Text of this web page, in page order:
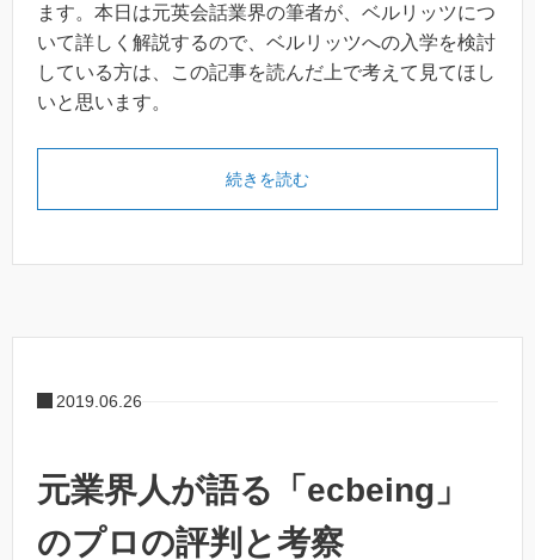
ます。本日は元英会話業界の筆者が、ベルリッツにつ
いて詳しく解説するので、ベルリッツへの入学を検討
している方は、この記事を読んだ上で考えて見てほし
いと思います。
続きを読む
2019.06.26
元業界人が語る「ecbeing」
のプロの評判と考察